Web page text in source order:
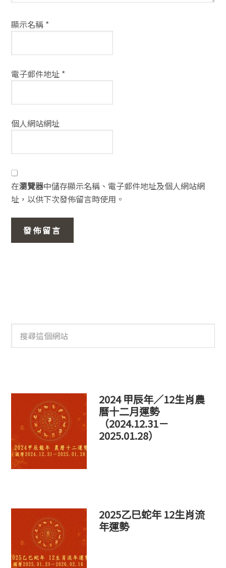
顯示名稱 *
電子郵件地址 *
個人網站網址
在瀏覽器中儲存顯示名稱、電子郵件地址及個人網站網
址，以供下次發佈留言時使用。
訊
欄
這
2024 甲辰年／12生肖農
曆十二月運勢
（2024.12.31－
2025.01.28）
2025乙巳蛇年 12生肖流
年運勢